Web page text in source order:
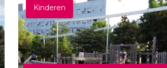
Kinderen